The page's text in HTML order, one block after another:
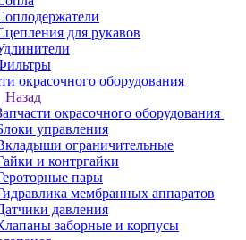
для рукавов
окрасочного оборудования
Назад
окрасочного оборудования
управления
ограничительные
и контргайки
пары
мембранных аппаратов
давления
заборные и корпусы